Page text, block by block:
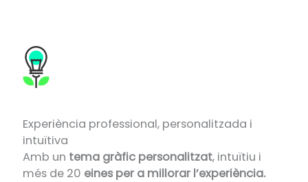
Experiència professional, personalitzada i
intuïtiva
Amb un tema gràfic personalitzat, intuïtiu i
més de 20 eines per a millorar l’experiència.